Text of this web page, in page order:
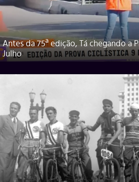
Antes da 75ª edição, Tá chegando a
Julho